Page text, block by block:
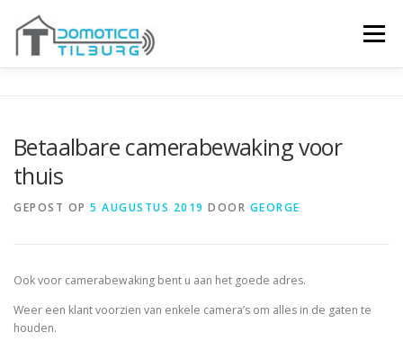
naar
Menu
DOMOTICA PRODUCTEN
Betaalbare camerabewaking voor
thuis
GEPOST OP 5 AUGUSTUS 2019 DOOR GEORGE
Ook voor camerabewaking bent u aan het goede adres.
Weer een klant voorzien van enkele camera’s om alles in de gaten te
houden.